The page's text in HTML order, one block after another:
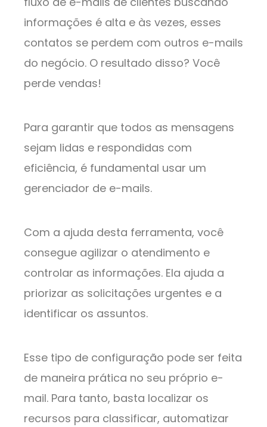
informações é alta e às vezes, esses
contatos se perdem com outros e-mails
do negócio. O resultado disso? Você
perde vendas!
Para garantir que todos as mensagens
sejam lidas e respondidas com
eficiência, é fundamental usar um
gerenciador de e-mails.
Com a ajuda desta ferramenta, você
consegue agilizar o atendimento e
controlar as informações. Ela ajuda a
priorizar as solicitações urgentes e a
identificar os assuntos.
Esse tipo de configuração pode ser feita
de maneira prática no seu próprio e-
mail. Para tanto, basta localizar os
recursos para classificar, automatizar